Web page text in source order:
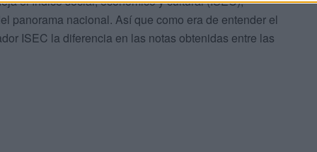
panorama nacional. Así que como era de entender el
ISEC la diferencia en las notas obtenidas entre las